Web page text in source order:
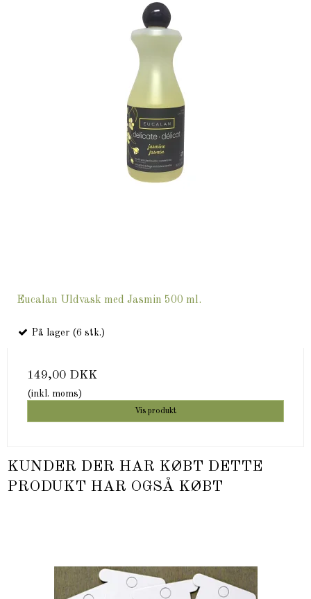
Eucalan Uldvask med Jasmin 500 ml.
På lager (6 stk.)
149,00 DKK
(inkl. moms)
Vis produkt
KUNDER DER HAR KØBT DETTE
PRODUKT HAR OGSÅ KØBT